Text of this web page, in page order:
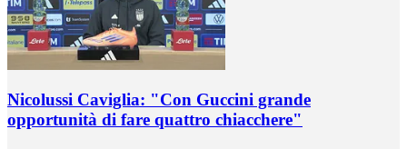
Nicolussi Caviglia: "Con Guccini grande
opportunità di fare quattro chiacchere"